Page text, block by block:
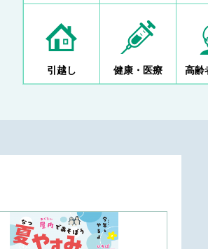
引越し 健康・医療 高齢